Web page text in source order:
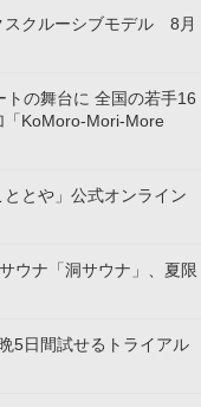
スクルーシブモデル 8月
の舞台に 全国の若手16
「KoMoro-Mori-More
とや」公式オンライン
ウナ「洞サウナ」、夏限
5日間試せるトライアル